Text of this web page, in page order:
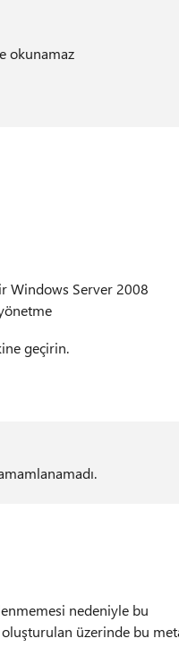
okunamaz
Windows Server 2008
geçirin.
nedeniyle bu
üzerinde bu